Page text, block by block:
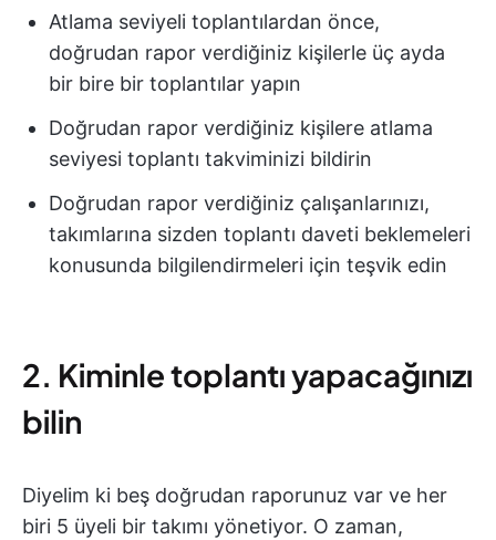
Atlama seviyeli toplantılardan önce,
doğrudan rapor verdiğiniz kişilerle üç ayda
bir bire bir toplantılar yapın
Doğrudan rapor verdiğiniz kişilere atlama
seviyesi toplantı takviminizi bildirin
Doğrudan rapor verdiğiniz çalışanlarınızı,
takımlarına sizden toplantı daveti beklemeleri
konusunda bilgilendirmeleri için teşvik edin
2. Kiminle toplantı yapacağınızı
bilin
Diyelim ki beş doğrudan raporunuz var ve her
biri 5 üyeli bir takımı yönetiyor. O zaman,